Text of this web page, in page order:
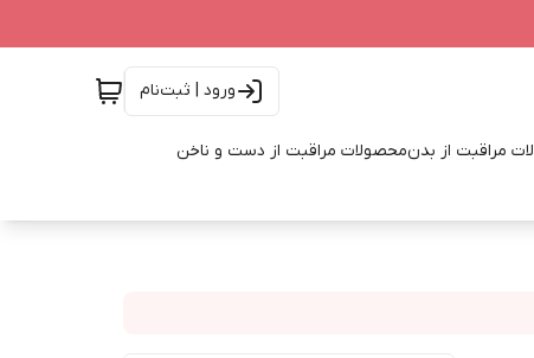
ورود | ثبت‌نام
مراقبت از بدنمحصولات مراقبت از دست و ناخن